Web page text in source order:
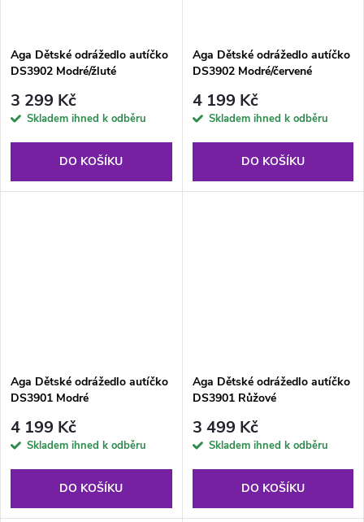
Aga Dětské odrážedlo autíčko
DS3902 Modré/žluté
3 299 Kč
Skladem ihned k odběru
DO KOŠÍKU
Aga Dětské odrážedlo autíčko
DS3902 Modré/červené
4 199 Kč
Skladem ihned k odběru
DO KOŠÍKU
Aga Dětské odrážedlo autíčko
DS3901 Modré
4 199 Kč
Skladem ihned k odběru
DO KOŠÍKU
Aga Dětské odrážedlo autíčko
DS3901 Růžové
3 499 Kč
Skladem ihned k odběru
DO KOŠÍKU